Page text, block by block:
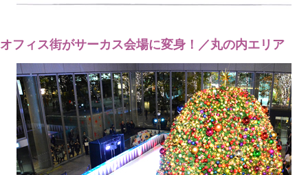
オフィス街がサーカス会場に変身！／丸の内エリア